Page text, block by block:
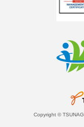
Copyright ©